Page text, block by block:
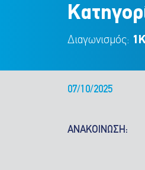
Διαγωνισμός:
07/10/2025
ΑΝΑΚΟΙΝΩΣΗ: